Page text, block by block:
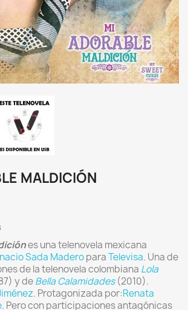
MALDICIÓN
es una telenovela mexicana
Sada MaderoparaTelevisa. Una de
de la telenovela colombiana Lola
y deBella Calamidades(2010).
. Protagonizada por:Renata
. Pero con participaciones antagónicas